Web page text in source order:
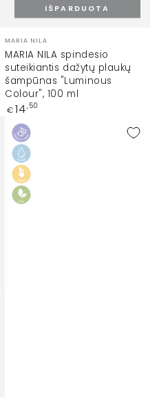
Prekinis
ženklas:
MARIA NILA
MARIA NILA spindesio
suteikiantis dažytų plaukų
šampūnas "Luminous
Colour", 100 ml
Įprasta
€ 14,50
IŠPARDUOTA